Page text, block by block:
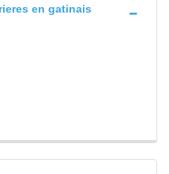
en gatinais